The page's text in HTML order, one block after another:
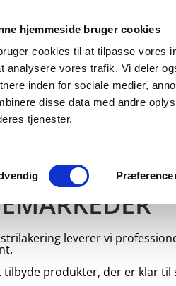
hjemmeside bruger cookies
cookies til at tilpasse vores
analysere vores trafik. Vi deler
inden for sociale medier,
disse data med andre
tjenester.BYGGEMARKEDER
leverer vi
produkter, der er klar